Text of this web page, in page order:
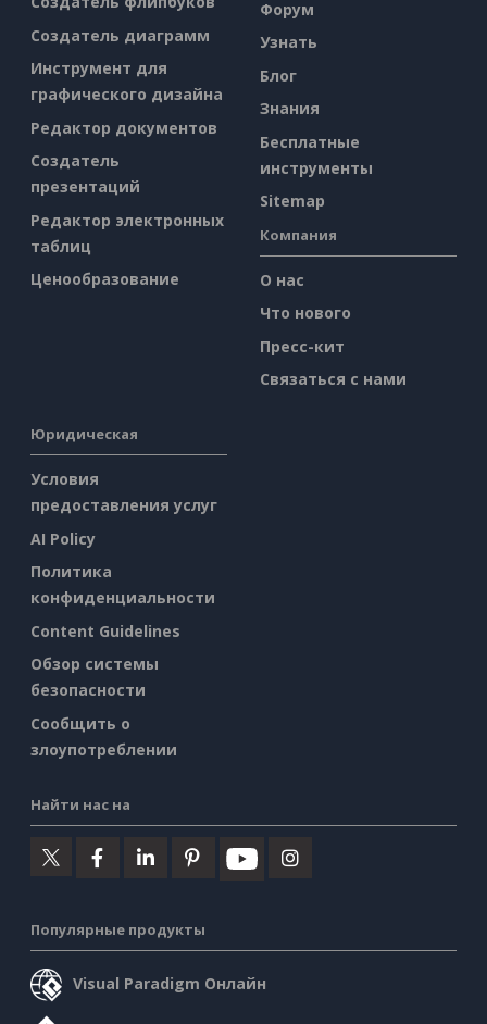
Создатель диаграмм
Инструмент для
графического дизайна
Редактор документов
Создатель
презентаций
Редактор электронных
таблиц
Ценообразование
Форум
Узнать
Блог
Знания
Бесплатные
инструменты
Sitemap
Компания
О нас
Что нового
Пресс-кит
Связаться с нами
Юридическая
Условия
предоставления услуг
AI Policy
Политика
конфиденциальности
Content Guidelines
Обзор системы
безопасности
Сообщить о
злоупотреблении
Найти нас на
Популярные продукты
Visual Paradigm Онлайн